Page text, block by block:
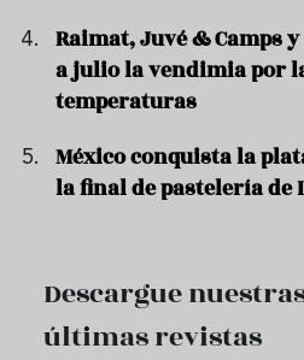
Raimat, Juvé & Camps
a julio la vendimia por
temperaturas
México conquista la
la final de pastelería de
Descargue
últimas revistas